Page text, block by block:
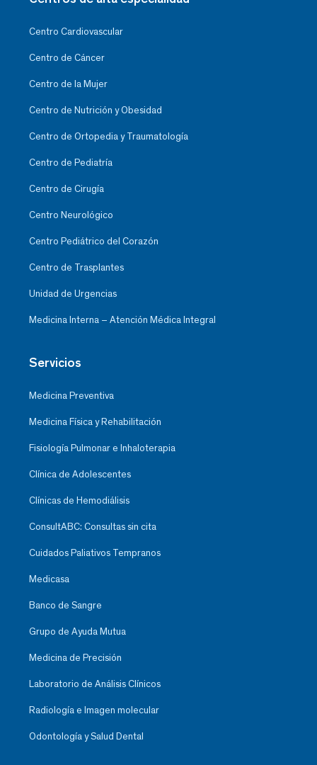
Centro Cardiovascular
Centro de Cáncer
Centro de la Mujer
Centro de Nutrición y Obesidad
Centro de Ortopedia y Traumatología
Centro de Pediatría
Centro de Cirugía
Centro Neurológico
Centro Pediátrico del Corazón
Centro de Trasplantes
Unidad de Urgencias
Medicina Interna – Atención Médica Integral
Servicios
Medicina Preventiva
Medicina Física y Rehabilitación
Fisiología Pulmonar e Inhaloterapia
Clínica de Adolescentes
Clínicas de Hemodiálisis
ConsultABC: Consultas sin cita
Cuidados Paliativos Tempranos
Medicasa
Banco de Sangre
Grupo de Ayuda Mutua
Medicina de Precisión
Laboratorio de Análisis Clínicos
Radiología e Imagen molecular
Odontología y Salud Dental